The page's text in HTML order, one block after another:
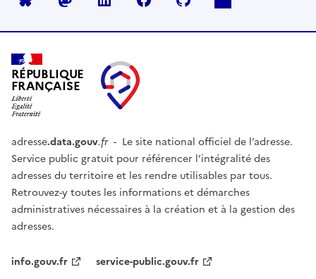
RÉPUBLIQUE
FRANÇAISE
adresse.data.gouv.fr- Le site national officiel de l’adresse.
Service public gratuit pour référencer l’intégralité des
adresses du territoire et les rendre utilisables par tous.
Retrouvez-y toutes les informations et démarches
administratives nécessaires à la création et à la gestion des
adresses.
info.gouv.fr
service-public.gouv.fr